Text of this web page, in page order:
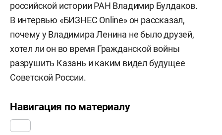
российской истории РАН Владимир Булдаков.
В интервью «БИЗНЕС Online» он рассказал,
почему у Владимира Ленина не было друзей,
хотел ли он во время Гражданской войны
разрушить Казань и каким видел будущее
Советской России.
Навигация по материалу